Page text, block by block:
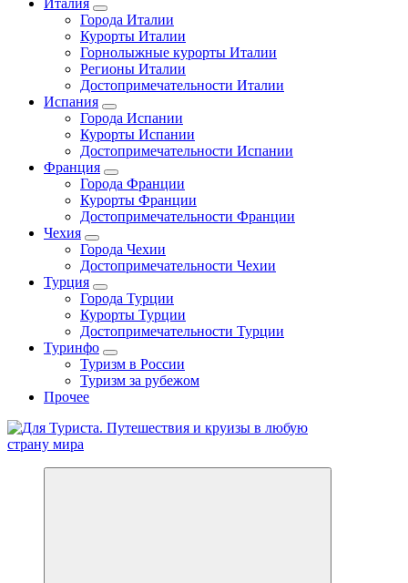
Италия
Города Италии
Курорты Италии
Горнолыжные курорты Италии
Регионы Италии
Достопримечательности Италии
Испания
Города Испании
Курорты Испании
Достопримечательности Испании
Франция
Города Франции
Курорты Франции
Достопримечательности Франции
Чехия
Города Чехии
Достопримечательности Чехии
Турция
Города Турции
Курорты Турции
Достопримечательности Турции
Туринфо
Туризм в России
Туризм за рубежом
Прочее
Новости туризма, куда поехать на отдых, где провести отпуск.